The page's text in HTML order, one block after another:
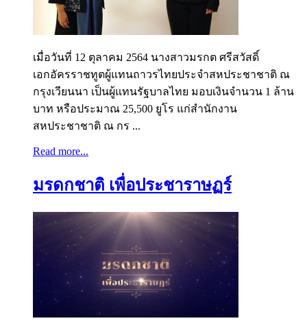
เมื่อวันที่ 12 ตุลาคม 2564 นางสาวมรกต ศรีสวัสดิ์
เอกอัครราชทูตผู้แทนถาวรไทยประจำสหประชาชาติ ณ
กรุงเวียนนา เป็นผู้แทนรัฐบาลไทย มอบเงินจำนวน 1 ล้าน
บาท หรือประมาณ 25,500 ยูโร แก่สำนักงาน
สหประชาชาติ ณ กร ...
Read more...
มรดกชาติ เพื่อประชาราษฏร์